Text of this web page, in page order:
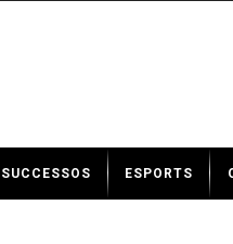
SUCCESSOS ESPORTS